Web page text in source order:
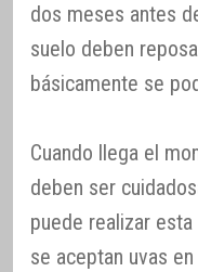
dos meses antes
suelo deben
básicamente se
Cuando llega el
deben ser
puede realizar
se aceptan uvas